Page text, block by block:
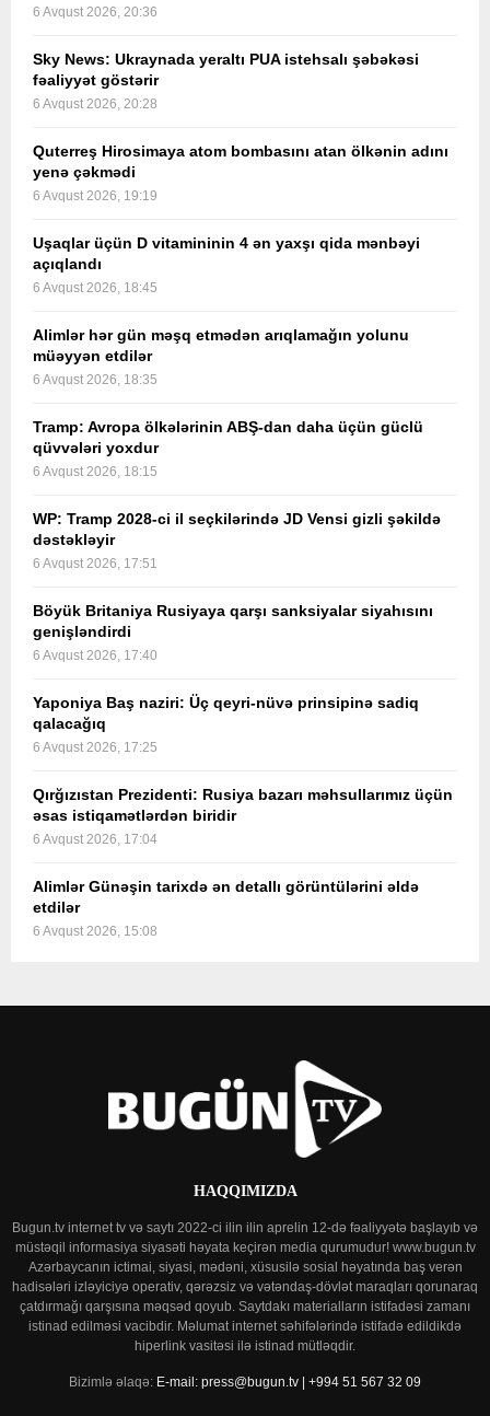
6 Avqust 2026, 20:36
Sky News: Ukraynada yeraltı PUA istehsalı şəbəkəsi
fəaliyyət göstərir
6 Avqust 2026, 20:28
Quterreş Hirosimaya atom bombasını atan ölkənin adını
yenə çəkmədi
6 Avqust 2026, 19:19
Uşaqlar üçün D vitamininin 4 ən yaxşı qida mənbəyi
açıqlandı
6 Avqust 2026, 18:45
Alimlər hər gün məşq etmədən arıqlamağın yolunu
müəyyən etdilər
6 Avqust 2026, 18:35
Tramp: Avropa ölkələrinin ABŞ-dan daha üçün güclü
qüvvələri yoxdur
6 Avqust 2026, 18:15
WP: Tramp 2028-ci il seçkilərində JD Vensi gizli şəkildə
dəstəkləyir
6 Avqust 2026, 17:51
Böyük Britaniya Rusiyaya qarşı sanksiyalar siyahısını
genişləndirdi
6 Avqust 2026, 17:40
Yaponiya Baş naziri: Üç qeyri-nüvə prinsipinə sadiq
qalacağıq
6 Avqust 2026, 17:25
Qırğızıstan Prezidenti: Rusiya bazarı məhsullarımız üçün
əsas istiqamətlərdən biridir
6 Avqust 2026, 17:04
Alimlər Günəşin tarixdə ən detallı görüntülərini əldə
etdilər
6 Avqust 2026, 15:08
HAQQIMIZDA
Bugun.tv internet tv və saytı 2022-ci ilin ilin aprelin 12-də fəaliyyətə başlayıb və
müstəqil informasiya siyasəti həyata keçirən media qurumudur! www.bugun.tv
Azərbaycanın ictimai, siyasi, mədəni, xüsusilə sosial həyatında baş verən
hadisələri izləyiciyə operativ, qərəzsiz və vətəndaş-dövlət maraqları qorunaraq
çatdırmağı qarşısına məqsəd qoyub. Saytdakı materialların istifadəsi zamanı
istinad edilməsi vacibdir. Məlumat internet səhifələrində istifadə edildikdə
hiperlink vasitəsi ilə istinad mütləqdir.
Bizimlə əlaqə: E-mail: press@bugun.tv | +994 51 567 32 09